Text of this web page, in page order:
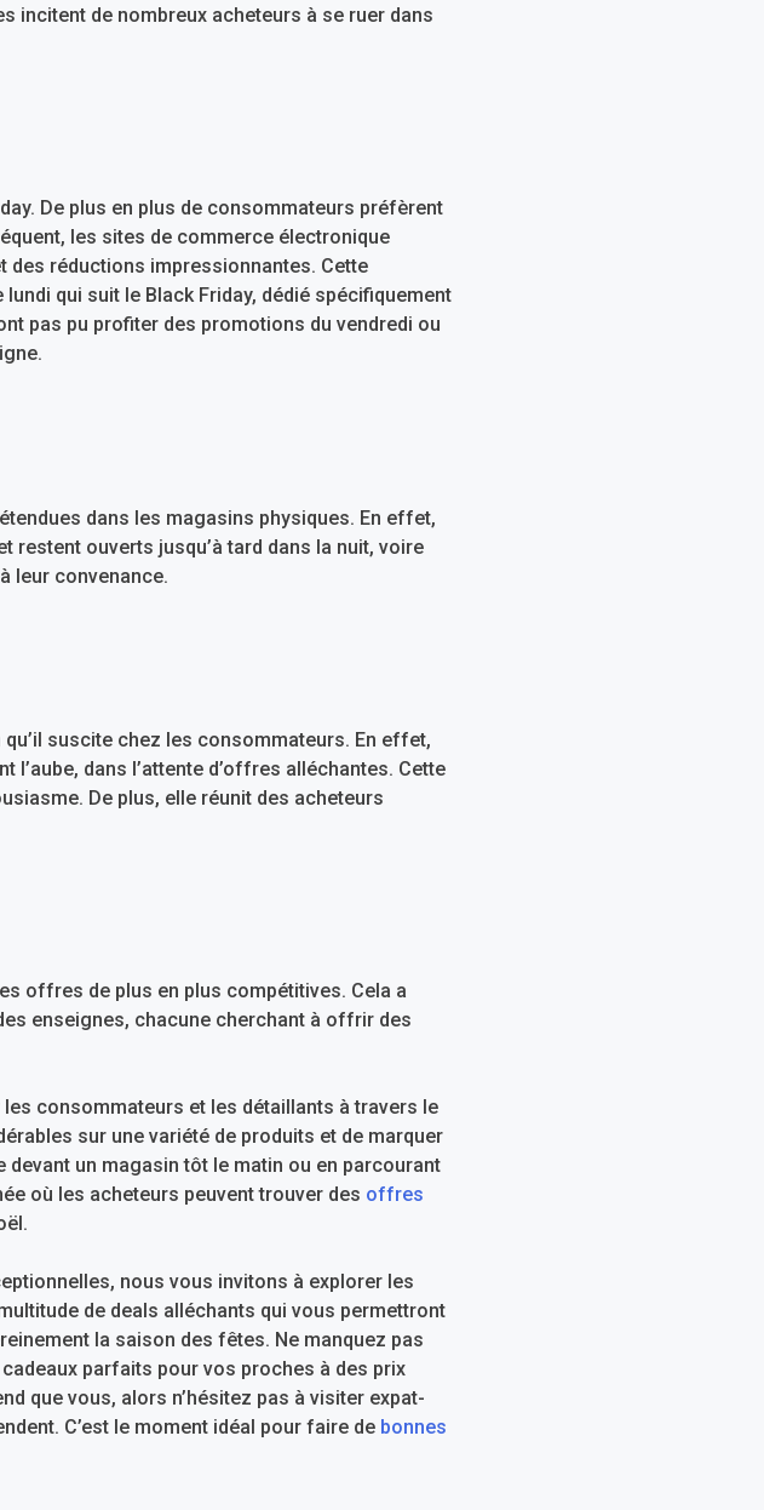
incitent de nombreux acheteurs à se ruer dans
De plus en plus de consommateurs préfèrent
les sites de commerce électronique
réductions impressionnantes. Cette
qui suit le Black Friday, dédié spécifiquement
pas pu profiter des promotions du vendredi ou
dans les magasins physiques. En effet,
restent ouverts jusqu’à tard dans la nuit, voire
leur convenance.
suscite chez les consommateurs. En effet,
dans l’attente d’offres alléchantes. Cette
De plus, elle réunit des acheteurs
offres de plus en plus compétitives. Cela a
enseignes, chacune cherchant à offrir des
consommateurs et les détaillants à travers le
sur une variété de produits et de marquer
un magasin tôt le matin ou en parcourant
où les acheteurs peuvent trouver des offres
nous vous invitons à explorer les
de deals alléchants qui vous permettront
la saison des fêtes. Ne manquez pas
parfaits pour vos proches à des prix
que vous, alors n’hésitez pas à visiter expat-
C’est le moment idéal pour faire de bonnes